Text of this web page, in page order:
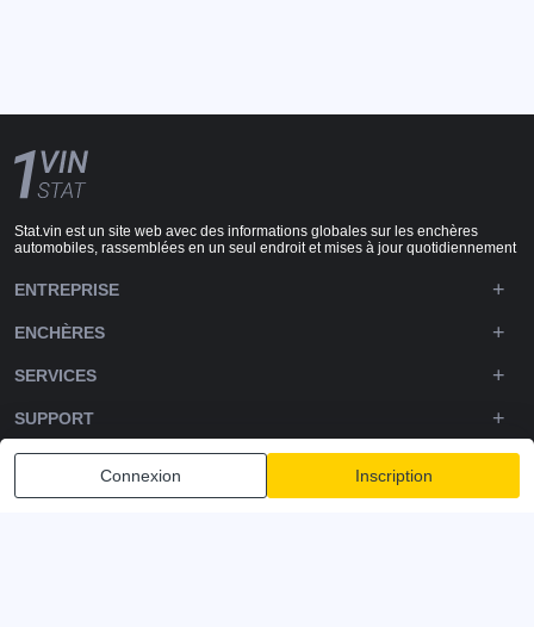
Connexion Inscription
Stat.vin est un site web avec des informations globales sur les enchères
automobiles, rassemblées en un seul endroit et mises à jour quotidiennement
ENTREPRISE
ENCHÈRES
SERVICES
SUPPORT
DOWNLOADS
SUIVEZ-NOUS